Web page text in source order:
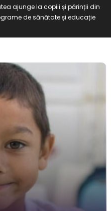
ajunge la copiii și părinții din
de sănătate și educație